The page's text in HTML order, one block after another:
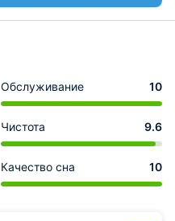
Обслуживание 10
Чистота 9.6
Качество сна 10